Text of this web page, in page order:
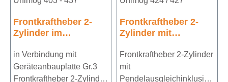
Frontkraftheber 2-
Zylinder im
Unimog 403 - 437
in Verbindung mit
Geräteanbauplatte Gr.3
Frontkraftheber 2-Zylinder
Frontkraftheber 2-
Zylinder mit
Unimog 424 / 427
Frontkraftheber 2-Zylinder
mit
Pendelausgleichinklusive